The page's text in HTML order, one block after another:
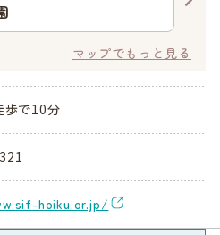
マップでもっと見る
歩で10分
hoiku.or.jp/